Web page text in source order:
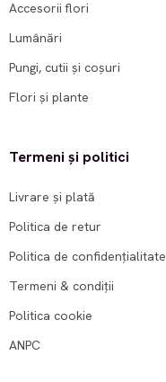
Accesorii flori
Lumânări
Pungi, cutii și coșuri
Flori și plante
Termeni și politici
Livrare și plată
Politica de retur
Politica de confidențialitate
Termeni & condiții
Politica cookie
ANPC